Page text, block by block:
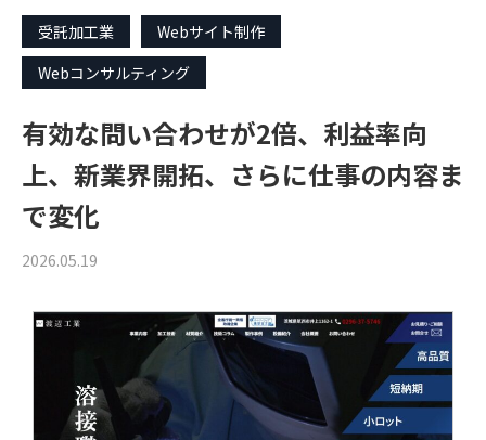
受託加工業
Webサイト制作
Webコンサルティング
有効な問い合わせが2倍、利益率向
上、新業界開拓、さらに仕事の内容ま
で変化
2026.05.19